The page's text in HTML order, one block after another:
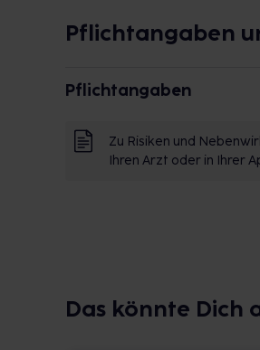
Pflichtangaben
Pflichtangaben
Zu Risiken und
Ihren Arzt oder in Ihrer
Das könnte Dich